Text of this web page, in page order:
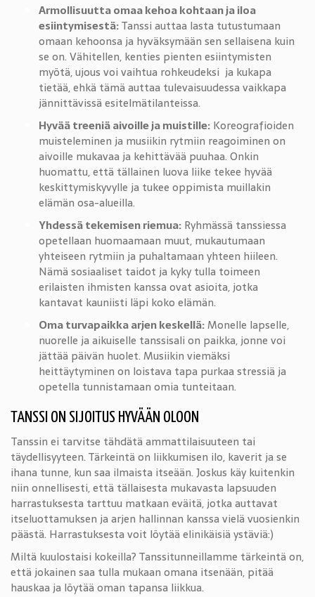
Armollisuutta omaa kehoa kohtaan ja iloa
esiintymisestä:Tanssi auttaa lasta tutustumaan
omaan kehoonsa ja hyväksymään sen sellaisena kuin
se on. Vähitellen, kenties pienten esiintymisten
myötä, ujous voi vaihtua rohkeudeksi ja kukapa
tietää, ehkä tämä auttaa tulevaisuudessa vaikkapa
jännittävissä esitelmätilanteissa.
Hyvää treeniä aivoille ja muistille: Koreografioiden
muisteleminen ja musiikin rytmiin reagoiminen on
aivoille mukavaa ja kehittävää puuhaa. Onkin
huomattu, että tällainen luova liike tekee hyvää
keskittymiskyvylle ja tukee oppimista muillakin
elämän osa-alueilla.
Yhdessä tekemisen riemua: Ryhmässä tanssiessa
opetellaan huomaamaan muut, mukautumaan
yhteiseen rytmiin ja puhaltamaan yhteen hiileen.
Nämä sosiaaliset taidot ja kyky tulla toimeen
erilaisten ihmisten kanssa ovat asioita, jotka
kantavat kauniisti läpi koko elämän.
Oma turvapaikka arjen keskellä:Monelle lapselle,
nuorelle ja aikuiselle tanssisali on paikka, jonne voi
jättää päivän huolet. Musiikin viemäksi
heittäytyminen on loistava tapa purkaa stressiä ja
opetella tunnistamaan omia tunteitaan.
TANSSI ON SIJOITUS HYVÄÄN OLOON
Tanssin ei tarvitse tähdätä ammattilaisuuteen tai
täydellisyyteen. Tärkeintä on liikkumisen ilo, kaverit ja se
ihana tunne, kun saa ilmaista itseään. Joskus käy kuitenkin
niin onnellisesti, että tällaisesta mukavasta lapsuuden
harrastuksesta tarttuu matkaan eväitä, jotka auttavat
itseluottamuksen ja arjen hallinnan kanssa vielä vuosienkin
päästä. Harrastuksesta voit löytää elinikäisiä ystäviä:)
Miltä kuulostaisi kokeilla? Tanssitunneillamme tärkeintä on,
että jokainen saa tulla mukaan omana itsenään, pitää
hauskaa ja löytää oman tapansa liikkua.